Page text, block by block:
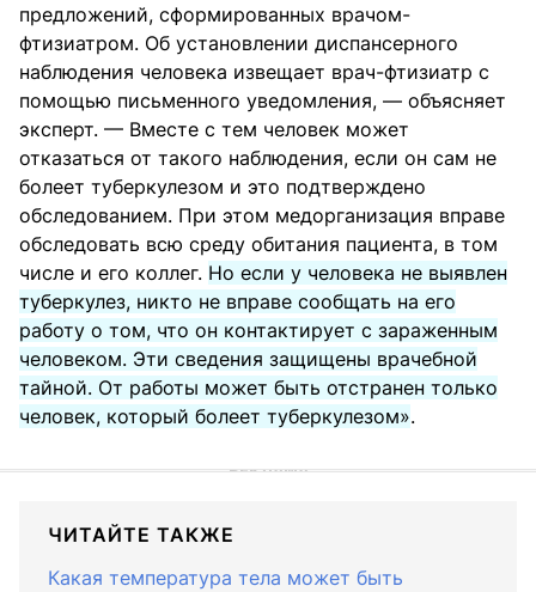
предложений, сформированных врачом-
фтизиатром. Об установлении диспансерного
наблюдения человека извещает врач-фтизиатр с
помощью письменного уведомления, — объясняет
эксперт. — Вместе с тем человек может
отказаться от такого наблюдения, если он сам не
болеет туберкулезом и это подтверждено
обследованием. При этом медорганизация вправе
обследовать всю среду обитания пациента, в том
числе и его коллег. Но если у человека не выявлен
туберкулез, никто не вправе сообщать на его
работу о том, что он контактирует с зараженным
человеком. Эти сведения защищены врачебной
тайной. От работы может быть отстранен только
человек, который болеет туберкулезом».
ЧИТАЙТЕ ТАКЖЕ
Какая температура тела может быть